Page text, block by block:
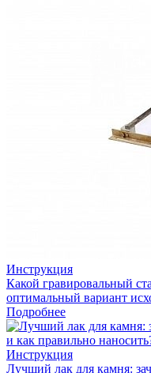
Инструкция
Какой гравировальный
оптимальный вариант
Подробнее
Инструкция
Лучший лак для камня: